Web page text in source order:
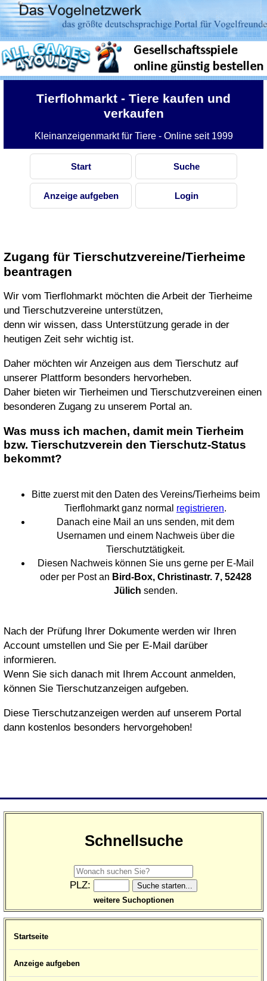
Schnellsuche
PLZ:
weitere Suchoptionen
Startseite
Anzeige aufgeben
Tierflohmarkt - Tiere kaufen und
verkaufen
Kleinanzeigenmarkt für Tiere - Online seit 1999
Start Suche
Anzeige aufgeben Login
Zugang für Tierschutzvereine/Tierheime
beantragen
Wir vom Tierflohmarkt möchten die Arbeit der Tierheime
und Tierschutzvereine unterstützen,
denn wir wissen, dass Unterstützung gerade in der
heutigen Zeit sehr wichtig ist.
Daher möchten wir Anzeigen aus dem Tierschutz auf
unserer Plattform besonders hervorheben.
Daher bieten wir Tierheimen und Tierschutzvereinen einen
besonderen Zugang zu unserem Portal an.
Was muss ich machen, damit mein Tierheim
bzw. Tierschutzverein den Tierschutz-Status
bekommt?
Bitte zuerst mit den Daten des Vereins/Tierheims beim
Tierflohmarkt ganz normal registrieren.
Danach eine Mail an uns senden, mit dem
Usernamen und einem Nachweis über die
Tierschutztätigkeit.
Diesen Nachweis können Sie uns gerne per E-Mail
oder per Post an Bird-Box, Christinastr. 7, 52428
Jülich senden.
Nach der Prüfung Ihrer Dokumente werden wir Ihren
Account umstellen und Sie per E-Mail darüber
informieren.
Wenn Sie sich danach mit Ihrem Account anmelden,
können Sie Tierschutzanzeigen aufgeben.
Diese Tierschutzanzeigen werden auf unserem Portal
dann kostenlos besonders hervorgehoben!